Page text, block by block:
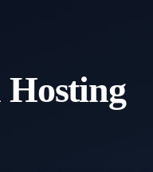
Hosting